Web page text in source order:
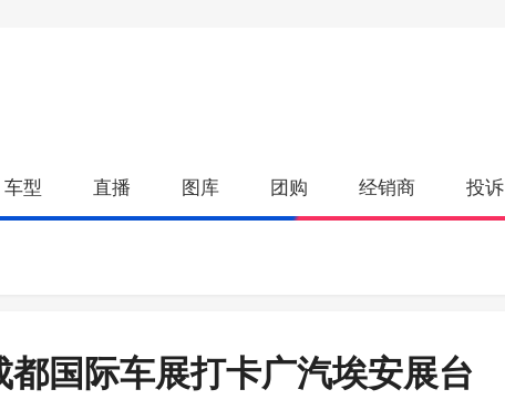
车型 直播 图库 团购 经销商 投诉
都国际车展打卡广汽埃安展台